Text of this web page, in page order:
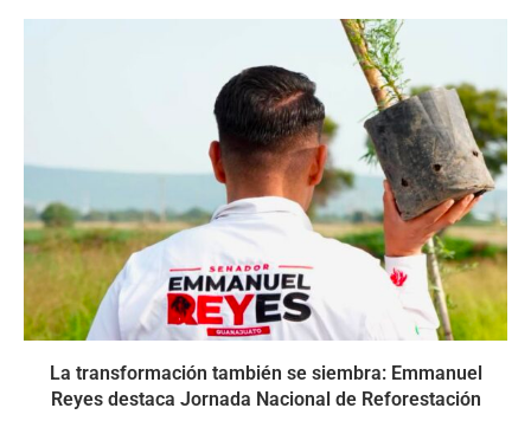
La transformación también se siembra: Emmanuel
Reyes destaca Jornada Nacional de Reforestación